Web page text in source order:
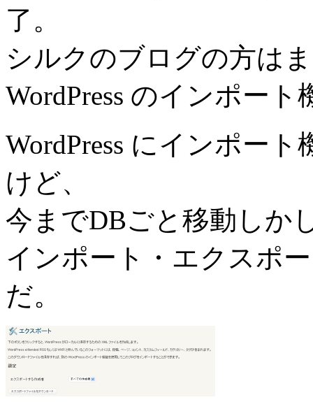
了。
シルクのブログの方は
WordPress のインポー
WordPress にインポー
けど、
今までDBごと移動しか
インポート・エクスポ
だ。